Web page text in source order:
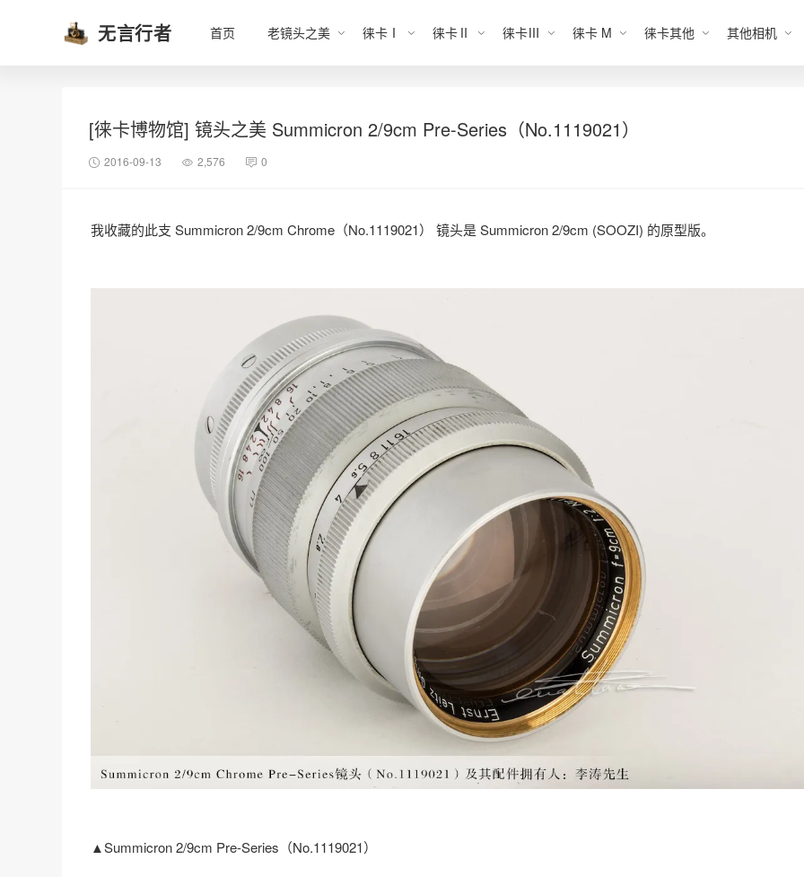
无言行者 首页 老镜头之美 徕卡Ⅰ 徕卡Ⅱ 徕卡Ⅲ 徕卡 M 徕卡其他 其他相机
[徕卡博物馆] 镜头之美 Summicron 2/9cm Pre-Series（No.1119021）
2016-09-13 2,576 0
我收藏的此支 Summicron 2/9cm Chrome（No.1119021） 镜头是 Summicron 2/9cm (SOOZI) 的原型版。
▲Summicron 2/9cm Pre-Series（No.1119021）